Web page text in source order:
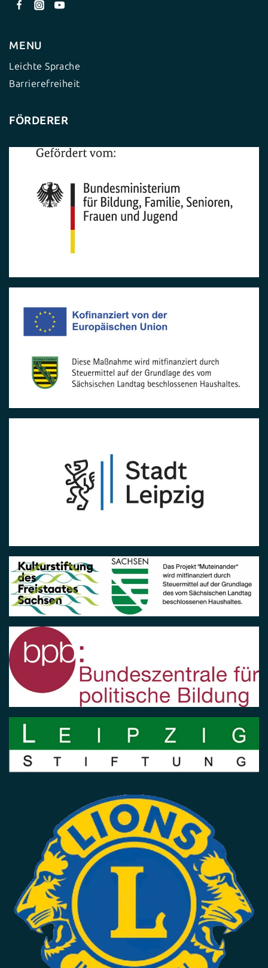
MENU
Leichte Sprache
Barrierefreiheit
FÖRDERER